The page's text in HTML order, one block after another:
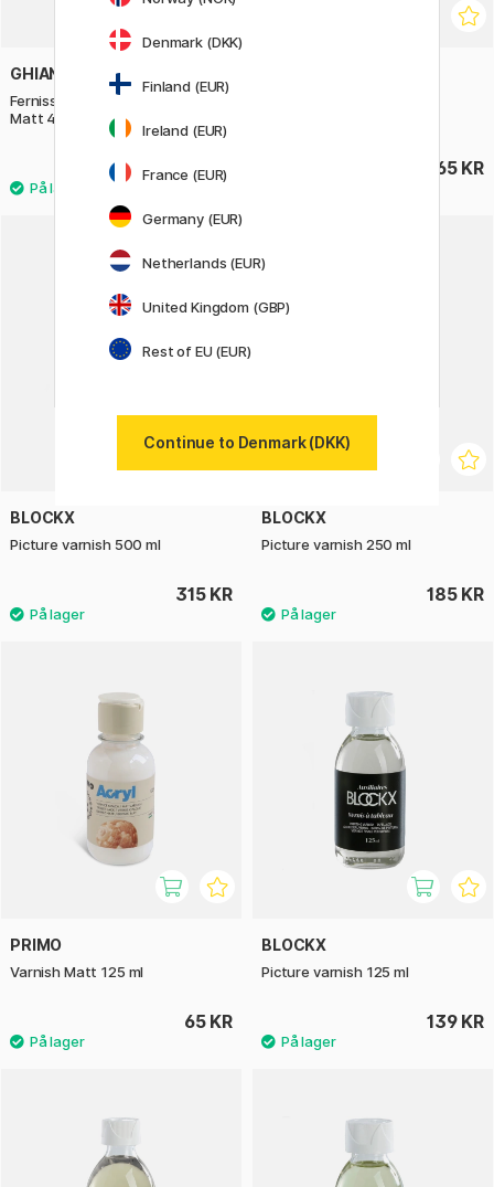
GHIANT
Fernissa Spray Art Collection
Matt 400 ml
119 KR 65 KR
BLOCKX
Picture varnish 500 ml
315 KR
BLOCKX
Picture varnish 250 ml
185 KR
PRIMO
Varnish Matt 125 ml
65 KR
BLOCKX
Picture varnish 125 ml
139 KR
Denmark (DKK)
Finland (EUR)
Ireland (EUR)
France (EUR)
Germany (EUR)
Netherlands (EUR)
United Kingdom (GBP)
Rest of EU (EUR)
Continue to Denmark (DKK)